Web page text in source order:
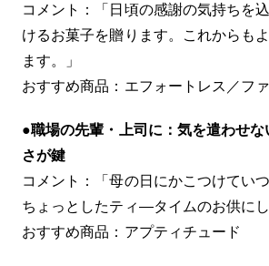
コメント：「日頃の感謝の気持ちを
けるお菓子を贈ります。これからも
ます。」
おすすめ商品：エフォートレス／フ
●職場の先輩・上司に：気を遣わせ
さが鍵
コメント：「母の日にかこつけて
ちょっとしたティ―タイムのお供にし
おすすめ商品：アプティチュード